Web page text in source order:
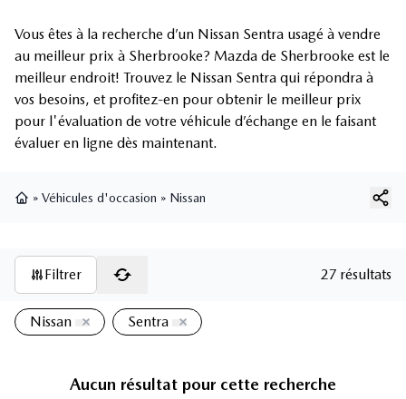
Vous êtes à la recherche d’un Nissan Sentra usagé à vendre
au meilleur prix à Sherbrooke? Mazda de Sherbrooke est le
meilleur endroit! Trouvez le Nissan Sentra qui répondra à
vos besoins, et profitez-en pour obtenir le meilleur prix
pour l'évaluation de votre véhicule d’échange en le faisant
évaluer en ligne dès maintenant.
» Véhicules d'occasion » Nissan
Filtrer 27 résultats
Nissan Sentra
Aucun résultat pour cette recherche